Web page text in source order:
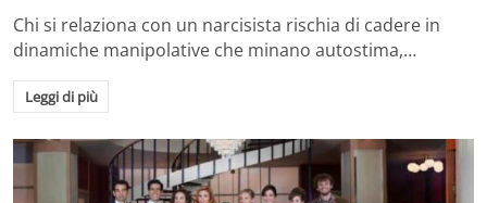
Chi si relaziona con un narcisista rischia di cadere in
dinamiche manipolative che minano autostima,…
Leggi di più